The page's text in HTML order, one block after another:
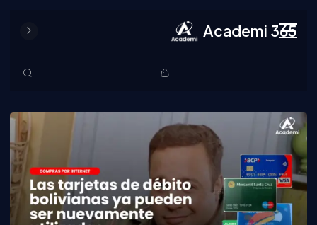
Academi 365